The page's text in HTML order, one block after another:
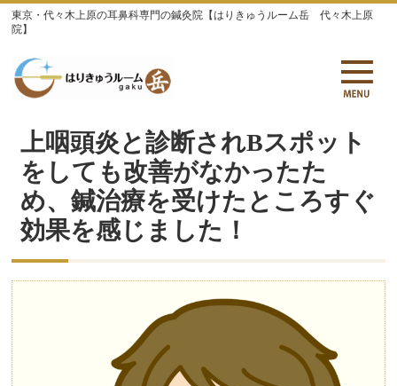
東京・代々木上原の耳鼻科専門の鍼灸院【はりきゅうルーム岳 代々木上原
院】
上咽頭炎と診断されBスポット
をしても改善がなかったた
め、鍼治療を受けたところすぐ
効果を感じました！